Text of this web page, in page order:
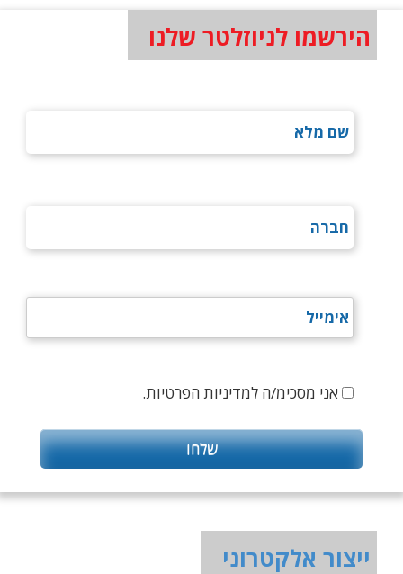
הירשמו לניוזלטר שלנו
אני מסכימ/ה למדיניות הפרטיות.
ייצור אלקטרוני